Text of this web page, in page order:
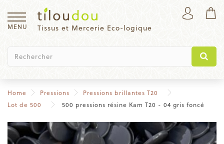
Tissus et Mercerie Eco-logique
MENU
Home Pressions
Pressions brillantes T20
Lot de 500
500 pressions résine Kam T20 - 04 gris foncé